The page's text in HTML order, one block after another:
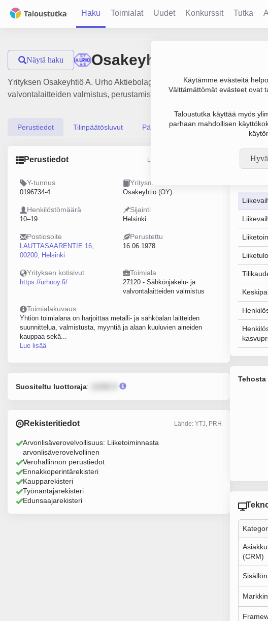
Haku Toimialat Uudet Konkurssit Tutka
Käytämme evästeitä
Välttämättömät evästeet ovat
Taloustutka käyttää myös
parhaan mahdollisen
Näytä haku Osakeyhtiö A. Urho
Yrityksen Osakeyhtiö A. Urho Aktiebolag liikevaihto on 2.3 milj. €, tulos
valvontalaitteiden valmistus, perustamisvuosi 1978 ja sijainti Helsinki.
Perustiedot Tilinpäätösluvut Päättäjätiedot
Perustiedot Lähde: YTJ, PRH, Traficom
Y-tunnus
0196734-4
Yritysmuoto
Osakeyhtiö (OY)
Henkilöstömäärä
10–19
Sijainti
Helsinki
Postiosoite
LAUTTASAARENTIE 16,
00200, Helsinki
Perustettu
16.06.1978
Yrityksen kotisivut
https://urhooy.fi/
Toimiala
27120 - Sähkönjakelu- ja
valvontalaitteiden valmistus
Toimialakuvaus
Yhtiön toimialana on harjoittaa metalli- ja sähköalan laitteiden
suunnittelua, valmistusta, myyntiä ja alaan kuuluvien aineiden
kauppaa sekä...
Lue lisää
Suositeltu luottoraja:
Rekisteritiedot Lähde: YTJ, PRH
Arvonlisäverovelvollisuus: Liiketoiminnasta
arvonlisäverovelvollinen
Verohallinnon perustiedot
Ennakkoperintärekisteri
Kaupparekisteri
Työnantajarekisteri
Edunsaajarekisteri
(CRM)